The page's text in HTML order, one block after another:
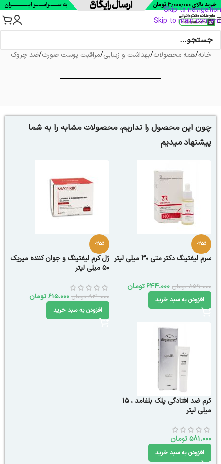
Skip to navigation
Skip to main content
خانه/همه محصولات/بهداشت و زیبایی/مراقبت پوست صورت/ضد چروک
چون این محصول را نداریم، محصولات مشابه را به شما
پیشنهاد میدیم
-25%
سرم لیفتینگ دکتر متی 30 میلی لیتر
859.000 تومان 644.000تومان
افزودن به سبد خرید
-25%
ژل کرم لیفتینگ و جوان کننده میریک
50 میلی لیتر
821.000 تومان 615.000تومان
افزودن به سبد خرید
کرم ضد افتادگی پلک بلفامد ، ۱۵
میلی لیتر
581.000تومان
افزودن به سبد خرید